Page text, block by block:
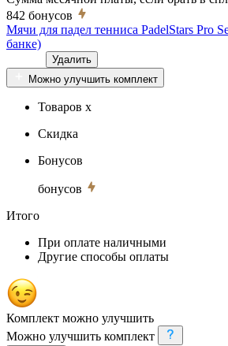
842 бонусов
Мячи для падел тенниса PadelStars Pro
банке)
Удалить
Можно улучшить комплект
Товаров x
Скидка
Бонусов
бонусов
Итого
При оплате наличными
Другие способы оплаты
Комплект можно улучшить
Можно улучшить комплект